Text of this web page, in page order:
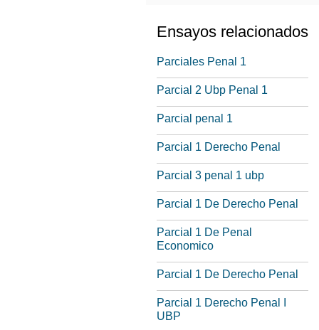
Ensayos relacionados
Parciales Penal 1
Parcial 2 Ubp Penal 1
Parcial penal 1
Parcial 1 Derecho Penal
Parcial 3 penal 1 ubp
Parcial 1 De Derecho Penal
Parcial 1 De Penal
Economico
Parcial 1 De Derecho Penal
Parcial 1 Derecho Penal I
UBP